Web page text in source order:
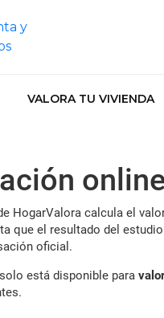
VALORA TU VIVIENDA